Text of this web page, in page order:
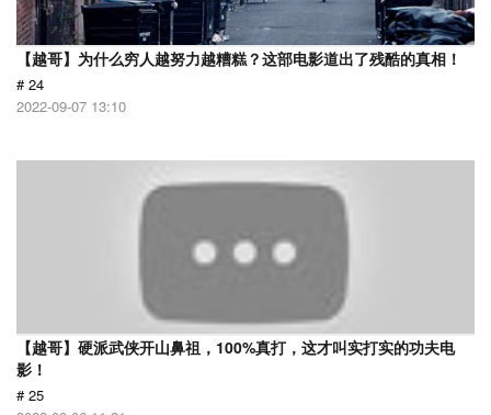
【越哥】为什么穷人越努力越糟糕？这部电影道出了残酷的真相！
# 24
2022-09-07 13:10
【越哥】硬派武侠开山鼻祖，100%真打，这才叫实打实的功夫电
影！
# 25